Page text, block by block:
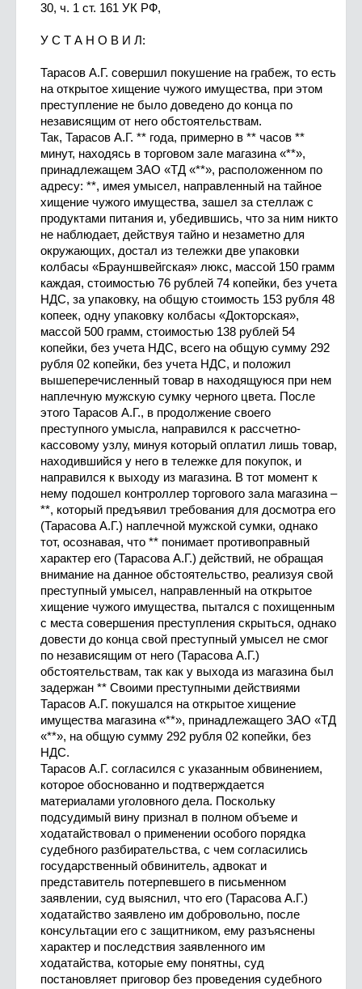
30, ч. 1 ст. 161 УК РФ,
У С Т А Н О В И Л:
Тарасов А.Г. совершил покушение на грабеж, то есть
на открытое хищение чужого имущества, при этом
преступление не было доведено до конца по
независящим от него обстоятельствам.
Так, Тарасов А.Г. ** года, примерно в ** часов **
минут, находясь в торговом зале магазина «**»,
принадлежащем ЗАО «ТД «**», расположенном по
адресу: **, имея умысел, направленный на тайное
хищение чужого имущества, зашел за стеллаж с
продуктами питания и, убедившись, что за ним никто
не наблюдает, действуя тайно и незаметно для
окружающих, достал из тележки две упаковки
колбасы «Брауншвейгская» люкс, массой 150 грамм
каждая, стоимостью 76 рублей 74 копейки, без учета
НДС, за упаковку, на общую стоимость 153 рубля 48
копеек, одну упаковку колбасы «Докторская»,
массой 500 грамм, стоимостью 138 рублей 54
копейки, без учета НДС, всего на общую сумму 292
рубля 02 копейки, без учета НДС, и положил
вышеперечисленный товар в находящуюся при нем
наплечную мужскую сумку черного цвета. После
этого Тарасов А.Г., в продолжение своего
преступного умысла, направился к рассчетно-
кассовому узлу, минуя который оплатил лишь товар,
находившийся у него в тележке для покупок, и
направился к выходу из магазина. В тот момент к
нему подошел контроллер торгового зала магазина –
**, который предъявил требования для досмотра его
(Тарасова А.Г.) наплечной мужской сумки, однако
тот, осознавая, что ** понимает противоправный
характер его (Тарасова А.Г.) действий, не обращая
внимание на данное обстоятельство, реализуя свой
преступный умысел, направленный на открытое
хищение чужого имущества, пытался с похищенным
с места совершения преступления скрыться, однако
довести до конца свой преступный умысел не смог
по независящим от него (Тарасова А.Г.)
обстоятельствам, так как у выхода из магазина был
задержан ** Своими преступными действиями
Тарасов А.Г. покушался на открытое хищение
имущества магазина «**», принадлежащего ЗАО «ТД
«**», на общую сумму 292 рубля 02 копейки, без
НДС.
Тарасов А.Г. согласился с указанным обвинением,
которое обоснованно и подтверждается
материалами уголовного дела. Поскольку
подсудимый вину признал в полном объеме и
ходатайствовал о применении особого порядка
судебного разбирательства, с чем согласились
государственный обвинитель, адвокат и
представитель потерпевшего в письменном
заявлении, суд выяснил, что его (Тарасова А.Г.)
ходатайство заявлено им добровольно, после
консультации его с защитником, ему разъяснены
характер и последствия заявленного им
ходатайства, которые ему понятны, суд
постановляет приговор без проведения судебного